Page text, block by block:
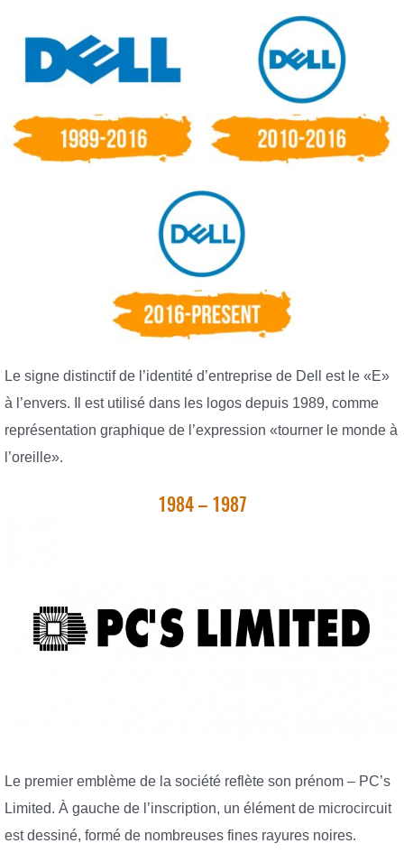
Le signe distinctif de l’identité d’entreprise de Dell est le «E»
à l’envers. Il est utilisé dans les logos depuis 1989, comme
représentation graphique de l’expression «tourner le monde à
l’oreille».
1984 – 1987
Le premier emblème de la société reflète son prénom – PC’s
Limited. À gauche de l’inscription, un élément de microcircuit
est dessiné, formé de nombreuses fines rayures noires.